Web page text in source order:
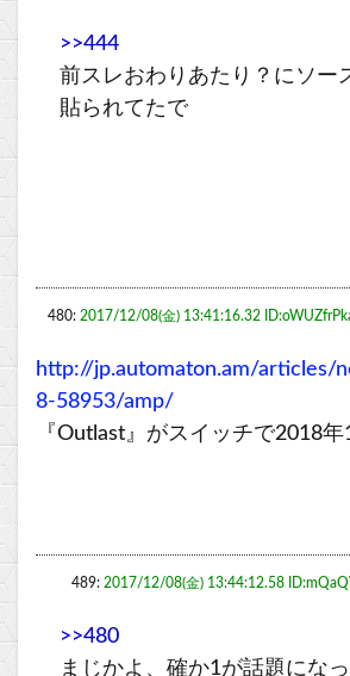
>>444
前スレおわりあたり？にソー
貼られてたで
480: 2017/12/08(金) 13:41:16.32
http://jp.automaton.am/articles/
8-58953/amp/
『Outlast』がスイッチで2018年
489: 2017/12/08(金) 13:44:12.58
>>480
まじかよ、確か1が話題にな